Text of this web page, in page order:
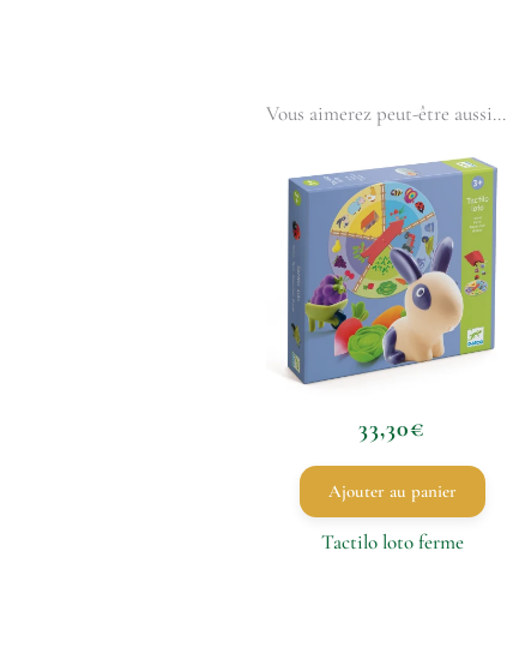
Vous aimerez peut-être aussi…
33,30€
Ajouter au panier
Tactilo loto ferme